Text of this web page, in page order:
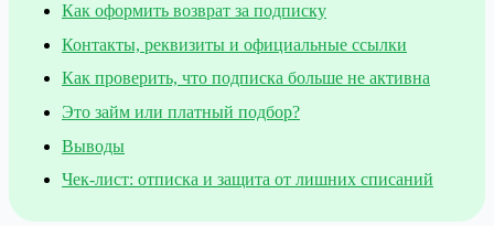
Как оформить возврат за подписку
Контакты, реквизиты и официальные ссылки
Как проверить, что подписка больше не активна
Это займ или платный подбор?
Выводы
Чек-лист: отписка и защита от лишних списаний